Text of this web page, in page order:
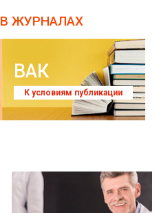
В ЖУРНАЛАХ
ВАК
К условиям публикации